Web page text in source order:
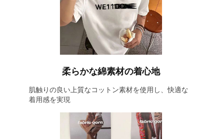
柔らかな綿素材の着心地
肌触りの良い上質なコットン素材を使用し、快適な
着用感を実現